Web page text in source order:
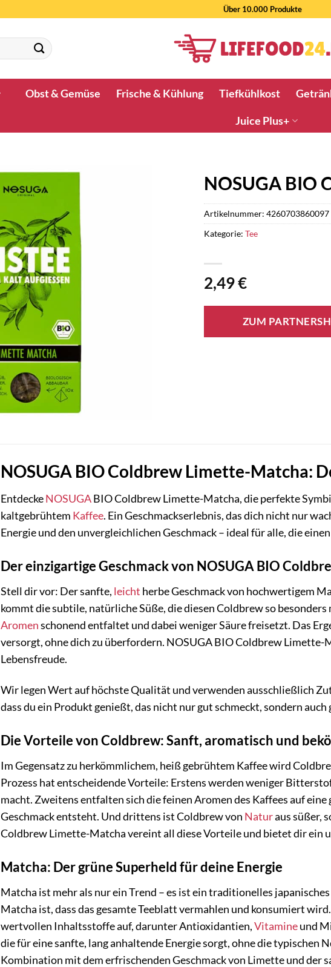
Über 10.000 Produkte
Obst & Gemüse Frische & Kühlung Tiefkühlkost
Juice Plus+
NOSUGA BIO
2,49€
ZUM
Artikelnummer: 4260703860097
Kategorie: Tee
NOSUGA BIO Coldbrew Limette-Matcha:
EntdeckeNOSUGABIO Coldbrew Limette-Matcha, die perfekte
kaltgebrühtem Kaffee. Ein Geschmackserlebnis, das dich nicht nur
Energie und den unvergleichlichen Geschmack – ideal für alle, die
Der einzigartige Geschmack von NOSUGA BIO
Stell dir vor: Der sanfte, leicht herbe Geschmack von hochwertigem
kommt die subtile, natürliche Süße, die diesen Coldbrew so
Aromenschonend entfaltet und dabei weniger Säure freisetzt. Das
versorgt, ohne dich zu überfordern. NOSUGA BIO Coldbrew Limette-
Lebensfreude.
Wir legen Wert auf höchste Qualität und verwenden ausschließlich
dass du ein Produkt genießt, das nicht nur gut schmeckt, sondern
Die Vorteile von Coldbrew: Sanft, aromatisch und
Im Gegensatz zu herkömmlichem, heiß gebrühtem Kaffee wird
Prozess hat entscheidende Vorteile: Erstens werden weniger
macht. Zweitens entfalten sich die feinen Aromen des Kaffees auf
Geschmack entsteht. Und drittens ist Coldbrew von Naturaus süßer,
Coldbrew Limette-Matcha vereint all diese Vorteile und bietet dir ein
Matcha: Der grüne Superheld für deine Energie
Matcha ist mehr als nur ein Trend – es ist ein traditionelles
Matcha ist, dass das gesamte Teeblatt vermahlen und konsumiert
wertvollen Inhaltsstoffe auf, darunter Antioxidantien,Vitamineund
die für eine sanfte, lang anhaltende Energie sorgt, ohne die
Kombination mit dem erfrischenden Geschmack von Limette und der